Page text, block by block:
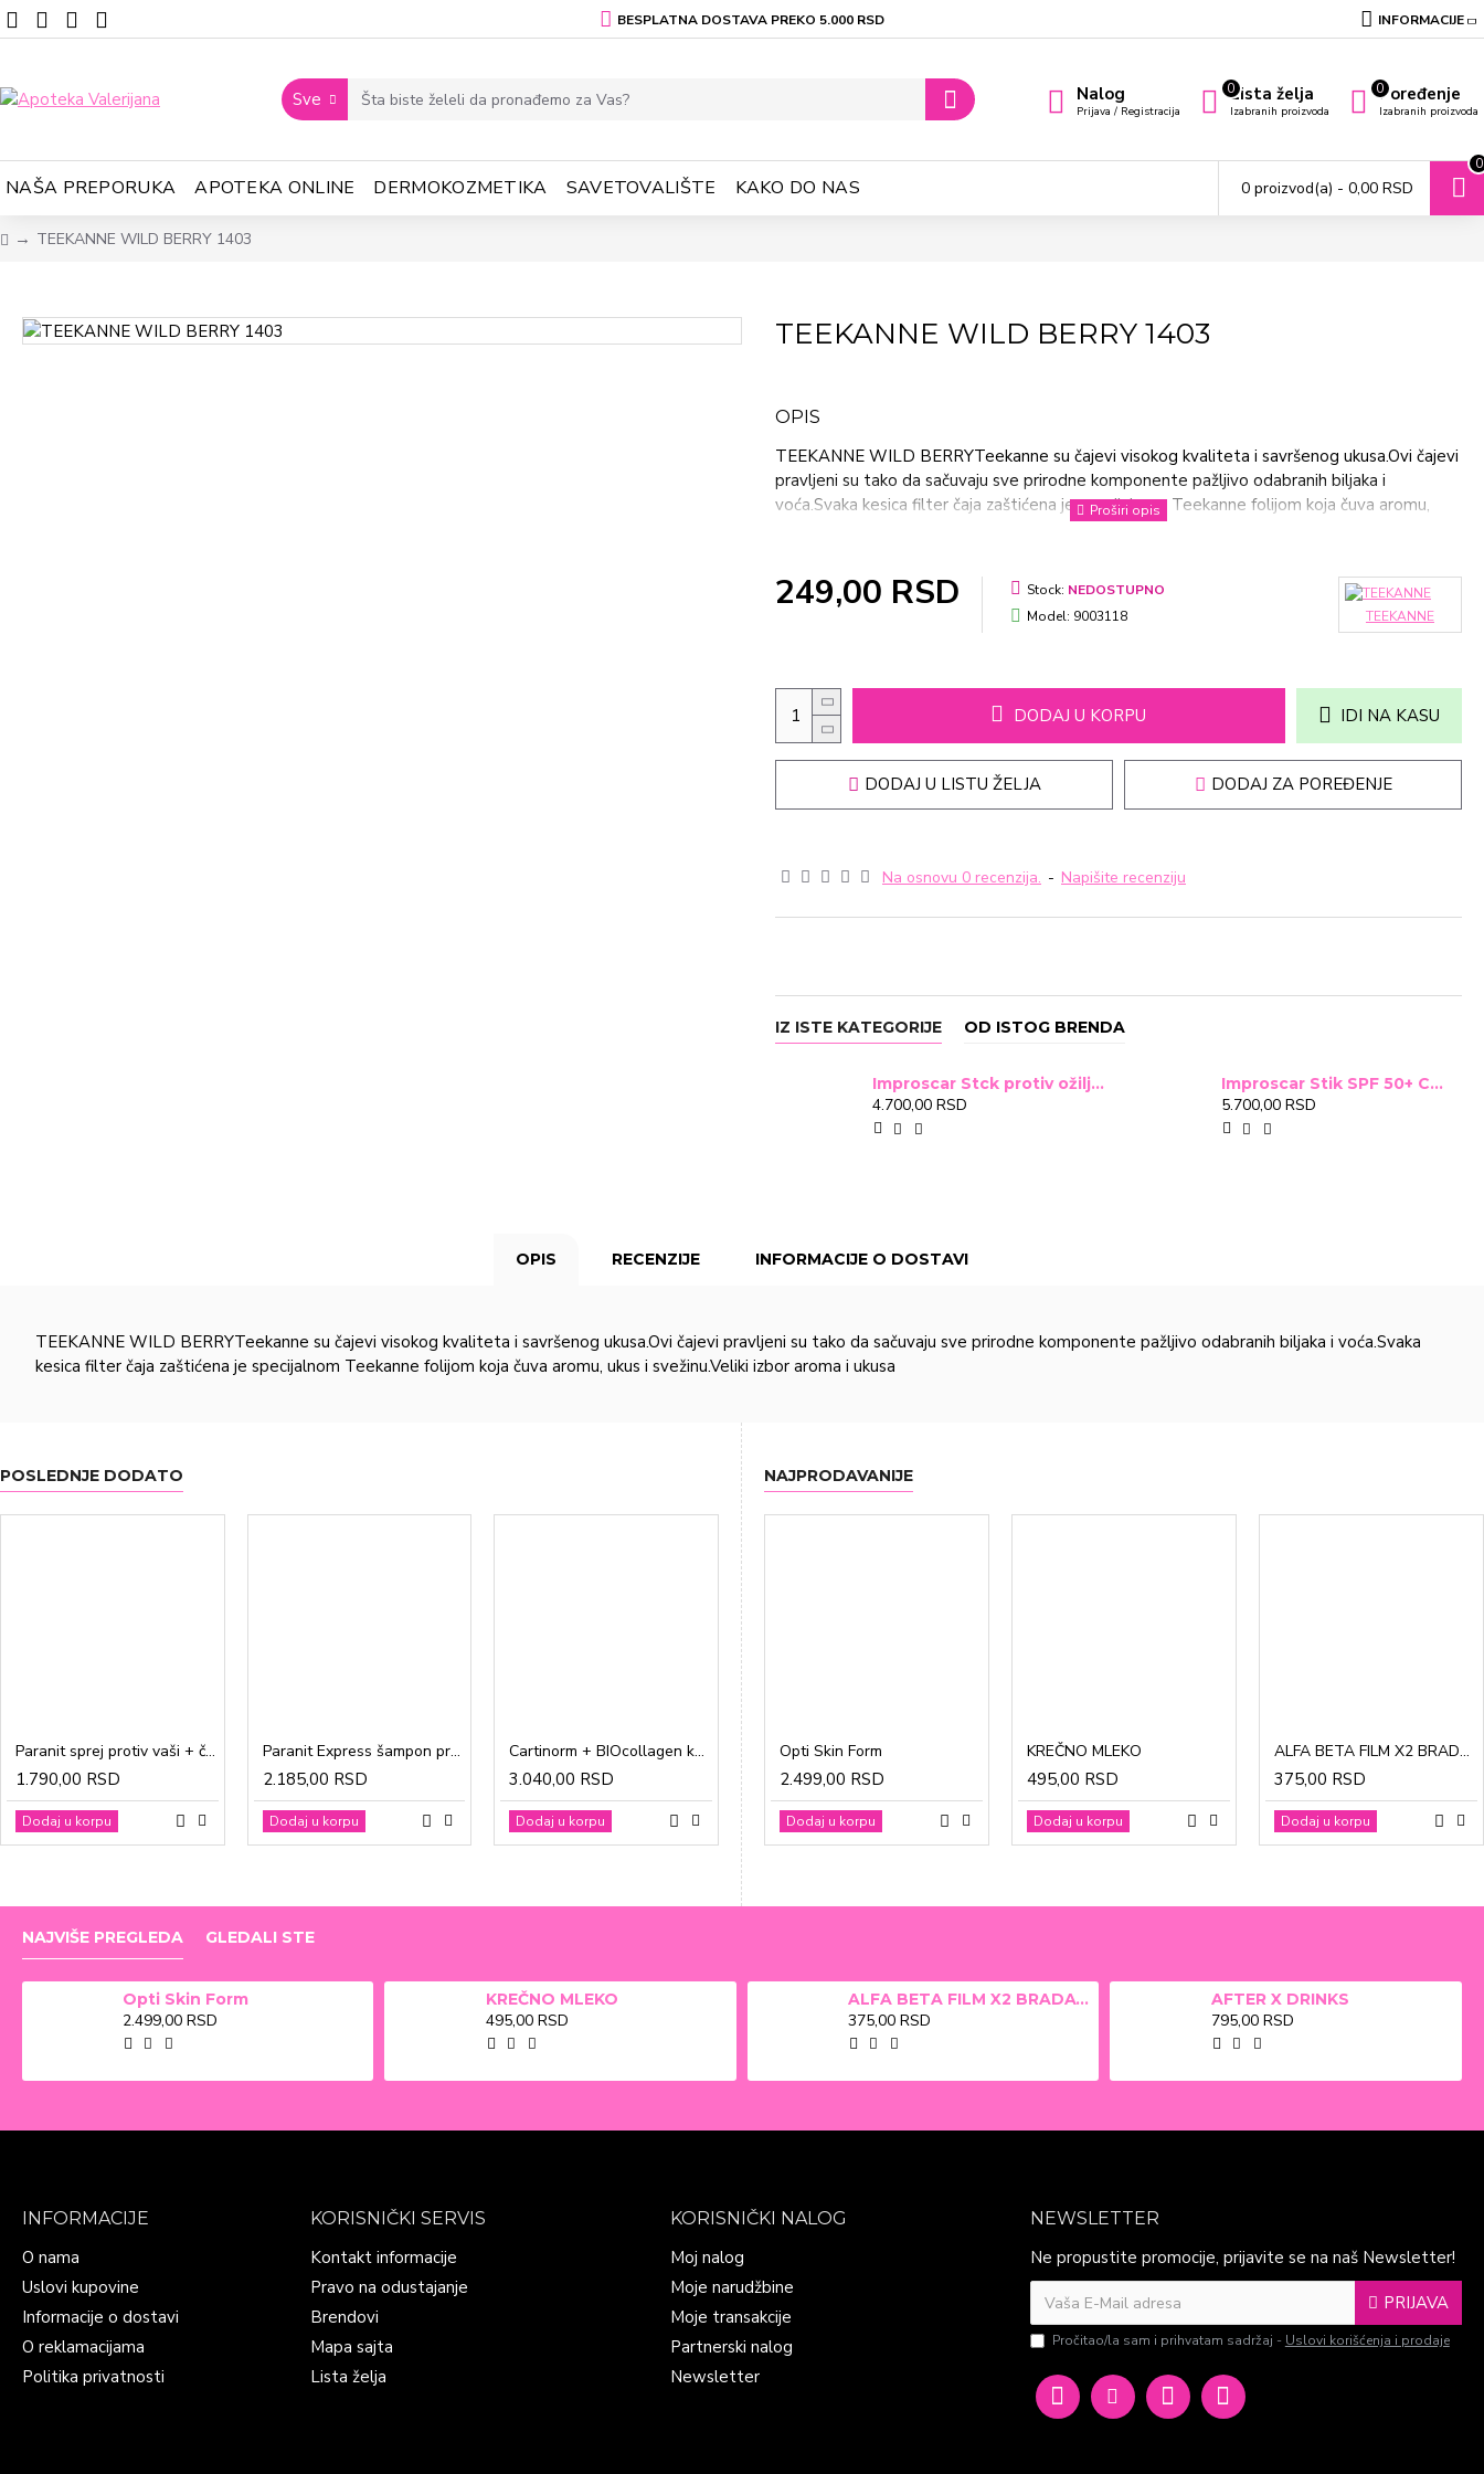
BESPLATNA DOSTAVA PREKO 5.000 RSD INFORMACIJE
Sve Nalog
Prijava / Registracija
Lista želja
Izabranih proizvoda
0 Poređenje
Izabranih proizvoda
0
NAŠA PREPORUKA APOTEKA ONLINE DERMOKOZMETIKA SAVETOVALIŠTE KAKO DO NAS 0 proizvod(a) - 0,00 RSD
0
TEEKANNE WILD BERRY 1403
TEEKANNE WILD BERRY 1403
OPIS
TEEKANNE WILD BERRYTeekanne su čajevi visokog kvaliteta i savršenog ukusa.Ovi čajevi
pravljeni su tako da sačuvaju sve prirodne komponente pažljivo odabranih biljaka i
voća.Svaka kesica filter čaja zaštićena je specijalnom Teekanne folijom koja čuva aromu,
Na osnovu 0 recenzija. - Napišite recenziju
249,00 RSD Stock: NEDOSTUPNO
Model: 9003118 TEEKANNE
DODAJ U KORPU IDI NA KASU
DODAJ U LISTU ŽELJA DODAJ ZA POREĐENJE
IZ ISTE KATEGORIJE OD ISTOG BRENDA
Improscar Stck protiv ožiljaka 4,6g
4.700,00 RSD
Improscar Stik SPF 50+ Conceal 6,9g (tonirani)
5.700,00 RSD
OPIS RECENZIJE INFORMACIJE O DOSTAVI
TEEKANNE WILD BERRYTeekanne su čajevi visokog kvaliteta i savršenog ukusa.Ovi čajevi pravljeni su tako da sačuvaju sve prirodne komponente pažljivo odabranih biljaka i voća.Svaka
kesica filter čaja zaštićena je specijalnom Teekanne folijom koja čuva aromu, ukus i svežinu.Veliki izbor aroma i ukusa
POSLEDNJE DODATO
Paranit sprej protiv vaši + češalj 100ml
1.790,00 RSD
Dodaj u korpu
Paranit Express šampon protiv vaši + češalj 200ml
2.185,00 RSD
Dodaj u korpu
Cartinorm + BIOcollagen kesice a20
3.040,00 RSD
Dodaj u korpu
Gravidon A tablete a30
1.865,00 RSD
Dodaj u korpu
CinkDermin pasta 5g
280,00 RSD
Dodaj u korpu
Mustela Cold krema za lice 40ml
1.370,00 RSD
Dodaj u korpu
NAJPRODAVANIJE
Opti Skin Form
2.499,00 RSD
Dodaj u korpu
KREČNO MLEKO
495,00 RSD
Dodaj u korpu
ALFA BETA FILM X2 BRADAVICE, KURJE OKO 15ml
375,00 RSD
Dodaj u korpu
NAJVIŠE PREGLEDA GLEDALI STE
Opti Skin Form
2.499,00 RSD
KREČNO MLEKO
495,00 RSD
ALFA BETA FILM X2 BRADAVICE, KURJE OKO 15ml
375,00 RSD
AFTER X DRINKS
795,00 RSD
INFORMACIJE
O nama
Uslovi kupovine
Informacije o dostavi
O reklamacijama
Politika privatnosti
KORISNIČKI SERVIS
Kontakt informacije
Pravo na odustajanje
Brendovi
Mapa sajta
Lista želja
KORISNIČKI NALOG
Moj nalog
Moje narudžbine
Moje transakcije
Partnerski nalog
Newsletter
NEWSLETTER
Ne propustite promocije, prijavite se na naš Newsletter!
PRIJAVA
Pročitao/la sam i prihvatam sadržaj - Uslovi korišćenja i prodaje